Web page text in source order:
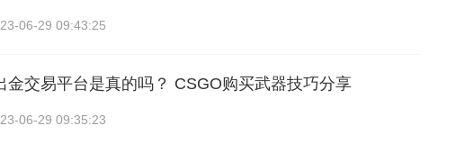
06-29 09:43:25
金交易平台是真的吗？ CSGO购买武器技巧分享
06-29 09:35:23